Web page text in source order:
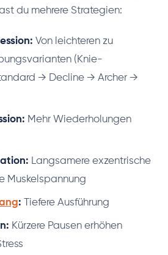
du mehrere Strategien:
Von leichteren zu
(Knie-
→ Decline → Archer →
Mehr Wiederholungen
Langsamere exzentrische
Muskelspannung
: Tiefere Ausführung
Kürzere Pausen erhöhen